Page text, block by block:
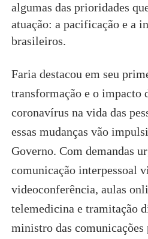
algumas das prioridades
atuação: a pacificação e a
brasileiros.
Faria destacou em seu
transformação e o impacto
coronavírus na vida das
essas mudanças vão
Governo. Com demandas
comunicação interpessoal
videoconferência, aulas
telemedicina e tramitação
ministro das comunicações